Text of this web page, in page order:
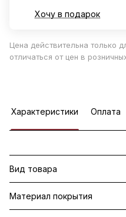
Хочу в подарок
Цена действительна только
отличаться от цен в
Характеристики Оплата
Вид товара
Материал покрытия